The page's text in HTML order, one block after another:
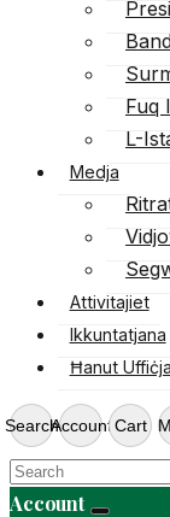
Fuq
L-
Medja
Attivitajiet
Ikkuntatjana
Ħanut
SearchAccount Cart
Account